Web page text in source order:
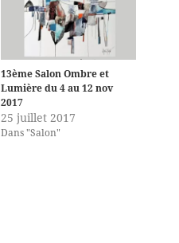
13ème Salon Ombre et
Lumière du 4 au 12 nov
2017
25 juillet 2017
Dans "Salon"